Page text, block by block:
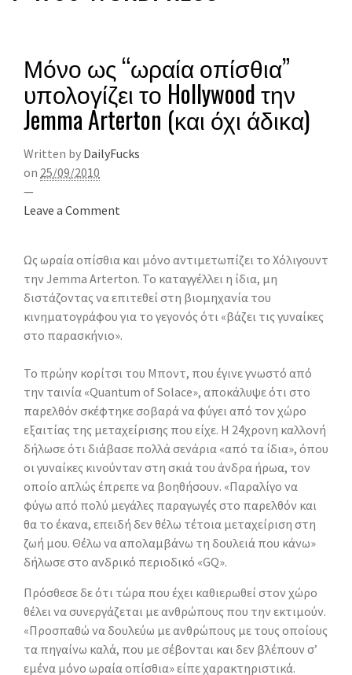
Μόνο ως “ωραία οπίσθια”
υπολογίζει το Hollywood την
Jemma Arterton (και όχι άδικα)
Written by DailyFucks
on 25/09/2010
—
Leave a Comment
Ως ωραία οπίσθια και μόνο αντιμετωπίζει το Χόλιγουντ
την Jemma Arterton. Το καταγγέλλει η ίδια, μη
διστάζοντας να επιτεθεί στη βιομηχανία του
κινηματογράφου για το γεγονός ότι «βάζει τις γυναίκες
στο παρασκήνιο».
Το πρώην κορίτσι του Μποντ, που έγινε γνωστό από
την ταινία «Quantum of Solace», αποκάλυψε ότι στο
παρελθόν σκέφτηκε σοβαρά να φύγει από τον χώρο
εξαιτίας της μεταχείρισης που είχε. Η 24χρονη καλλονή
δήλωσε ότι διάβασε πολλά σενάρια «από τα ίδια», όπου
οι γυναίκες κινούνταν στη σκιά του άνδρα ήρωα, τον
οποίο απλώς έπρεπε να βοηθήσουν. «Παραλίγο να
φύγω από πολύ μεγάλες παραγωγές στο παρελθόν και
θα το έκανα, επειδή δεν θέλω τέτοια μεταχείριση στη
ζωή μου. Θέλω να απολαμβάνω τη δουλειά που κάνω»
δήλωσε στο ανδρικό περιοδικό «GQ».
Πρόσθεσε δε ότι τώρα που έχει καθιερωθεί στον χώρο
θέλει να συνεργάζεται με ανθρώπους που την εκτιμούν.
«Προσπαθώ να δουλεύω με ανθρώπους με τους οποίους
τα πηγαίνω καλά, που με σέβονται και δεν βλέπουν σ’
εμένα μόνο ωραία οπίσθια» είπε χαρακτηριστικά.